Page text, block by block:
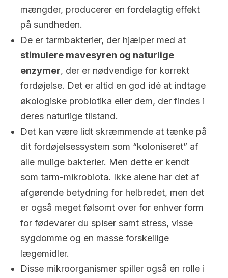
mængder, producerer en fordelagtig effekt
på sundheden.
De er tarmbakterier, der hjælper med at
stimulere mavesyren og naturlige
enzymer, der er nødvendige for korrekt
fordøjelse. Det er altid en god idé at indtage
økologiske probiotika eller dem, der findes i
deres naturlige tilstand.
Det kan være lidt skræmmende at tænke på
dit fordøjelsessystem som “koloniseret” af
alle mulige bakterier. Men dette er kendt
som tarm-mikrobiota. Ikke alene har det af
afgørende betydning for helbredet, men det
er også meget følsomt over for enhver form
for fødevarer du spiser samt stress, visse
sygdomme og en masse forskellige
lægemidler.
Disse mikroorganismer spiller også en rolle i